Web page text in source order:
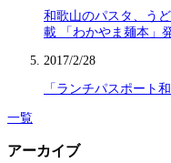
和歌山のパスタ、う
載 「わかやま麺本」
2017/2/28
「ランチパスポート
一覧
アーカイブ